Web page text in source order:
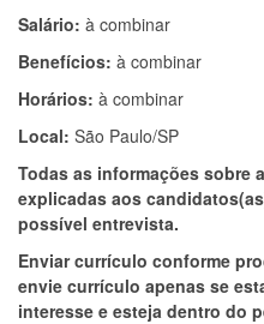
Salário: à combinar
Benefícios: à combinar
Horários: à combinar
Local: São Paulo/SP
Todas as informações sobre
explicadas aos
possível entrevista.
Enviar currículo conforme
envie currículo apenas se
interesse e esteja dentro do